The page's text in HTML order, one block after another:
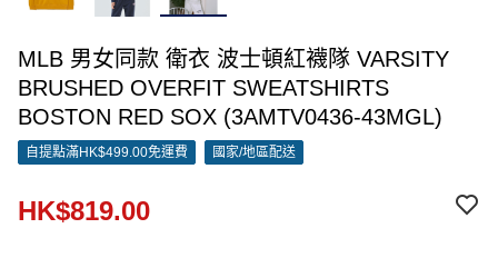
MLB 男女同款 衛衣 波士頓紅襪隊 VARSITY
BRUSHED OVERFIT SWEATSHIRTS
BOSTON RED SOX (3AMTV0436-43MGL)
自提點滿HK$499.00免運費 國家/地區配送
HK$819.00